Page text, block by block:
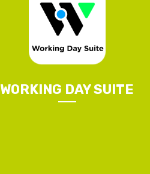
WORKING DAY SUITE